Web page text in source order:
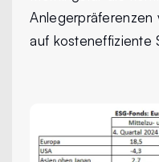
Anlegerpräferenzen
auf kosteneffiziente